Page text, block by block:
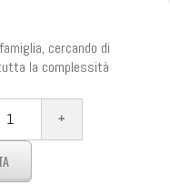
cercando di
la complessità